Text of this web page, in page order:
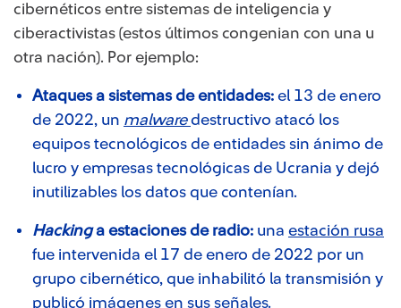
cibernéticos entre sistemas de inteligencia y
ciberactivistas (estos últimos congenian con una u
otra nación). Por ejemplo:
Ataques a sistemas de entidades: el 13 de enero
de 2022, un malwaredestructivo atacó los
equipos tecnológicos de entidades sin ánimo de
lucro y empresas tecnológicas de Ucrania y dejó
inutilizables los datos que contenían.
Hackinga estaciones de radio: una estación rusa
fue intervenida el 17 de enero de 2022 por un
grupo cibernético, que inhabilitó la transmisión y
publicó imágenes en sus señales.